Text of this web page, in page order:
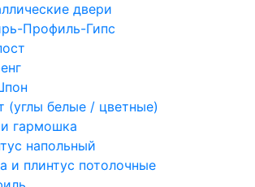
двери
Профиль-Гипс
(углы белые / цветные)
гармошка
напольный
и плинтус потолочные